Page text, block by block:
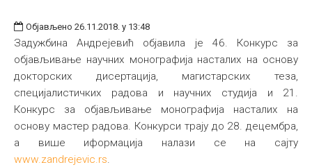
Објављено 26.11.2018. у 13:48
Задужбина Андрејевић објавила је 46. Конкурс за
објављивање научних монографија насталих на основу
докторских дисертација, магистарских теза,
специјалистичких радова и научних студија и 21.
Конкурс за објављивање монографија насталих на
основу мастер радова. Конкурси трају до 28. децембра,
а више иформација налази се на сајту
www.zandrejevic.rs.